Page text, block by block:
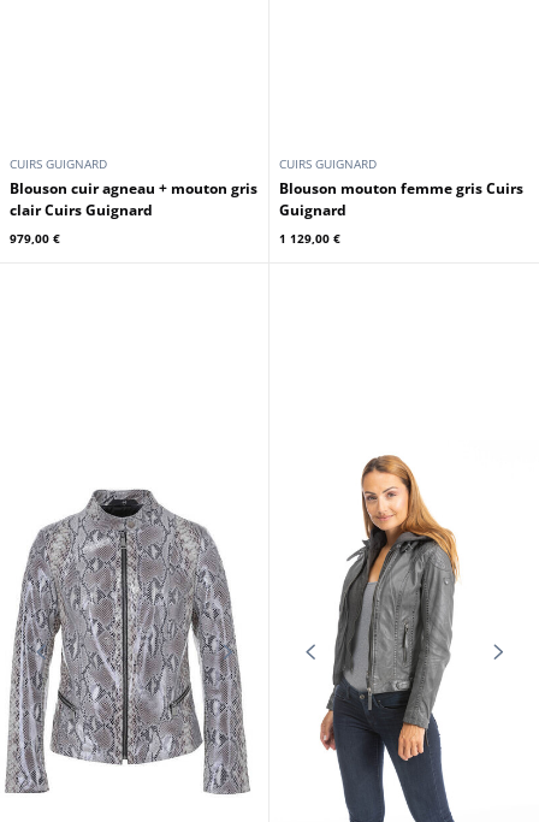
CUIRS GUIGNARD
Blouson cuir agneau + mouton gris
clair Cuirs Guignard
979,00 €
CUIRS GUIGNARD
Blouson mouton femme gris Cuirs
Guignard
1 129,00 €